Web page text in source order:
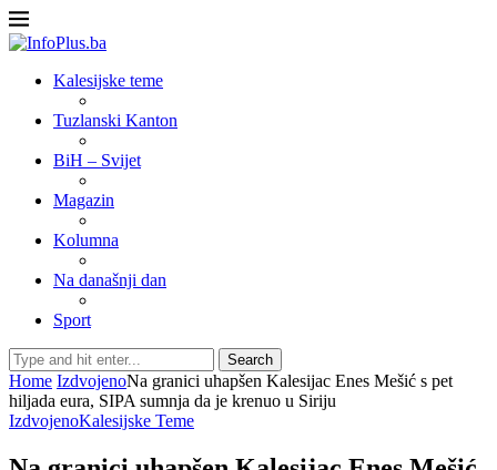
Kalesijske teme
Tuzlanski Kanton
BiH – Svijet
Magazin
Kolumna
Na današnji dan
Sport
Search
Home IzdvojenoNa granici uhapšen Kalesijac Enes Mešić s pet
hiljada eura, SIPA sumnja da je krenuo u Siriju
IzdvojenoKalesijske Teme